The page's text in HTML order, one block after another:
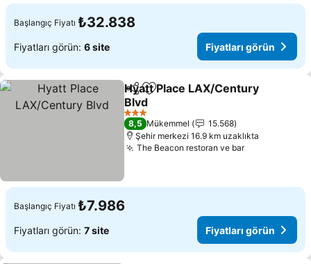
Başlangıç Fiyatı ₺32.838
Fiyatları görün: 6 site Fiyatları görün
PaylaşFavorilerime ekle
Hyatt Place LAX/Century
Blvd
Fiyatları görün
3 Yıldız
8,5 Mükemmel
15.568
Şehir merkezi 16.9 km uzaklıkta
The Beacon restoran ve barFiyatları
Başlangıç Fiyatı ₺7.986
Fiyatları görün: 7 site Fiyatları görün